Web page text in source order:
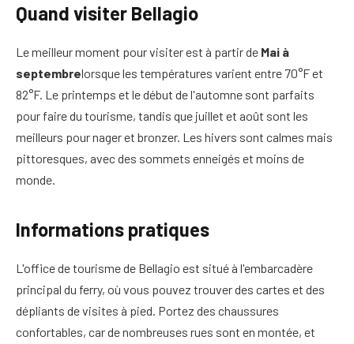
Quand visiter Bellagio
Le meilleur moment pour visiter est à partir de Mai à
septembrelorsque les températures varient entre 70°F et
82°F. Le printemps et le début de l'automne sont parfaits
pour faire du tourisme, tandis que juillet et août sont les
meilleurs pour nager et bronzer. Les hivers sont calmes mais
pittoresques, avec des sommets enneigés et moins de
monde.
Informations pratiques
L'office de tourisme de Bellagio est situé à l'embarcadère
principal du ferry, où vous pouvez trouver des cartes et des
dépliants de visites à pied. Portez des chaussures
confortables, car de nombreuses rues sont en montée, et